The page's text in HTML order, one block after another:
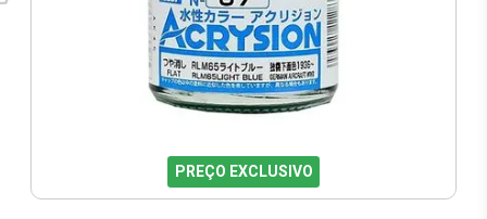
PREÇO EXCLUSIVO